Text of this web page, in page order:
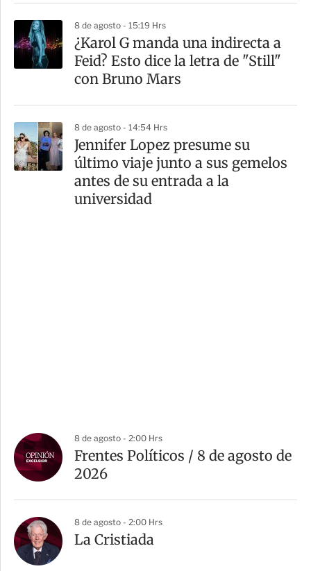
8 de agosto - 15:19 Hrs
¿Karol G manda una indirecta a
Feid? Esto dice la letra de "Still"
con Bruno Mars
8 de agosto - 14:54 Hrs
Jennifer Lopez presume su
último viaje junto a sus gemelos
antes de su entrada a la
universidad
8 de agosto - 2:00 Hrs
Frentes Políticos / 8 de agosto de
2026
8 de agosto - 2:00 Hrs
La Cristiada